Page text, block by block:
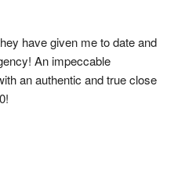
have given me to date and
An impeccable
an authentic and true close